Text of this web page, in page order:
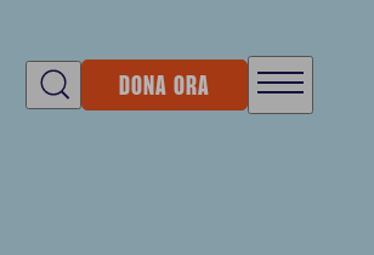
DONA ORA